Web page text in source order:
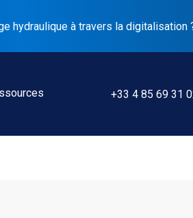
hydraulique à travers la digitalisation
+33 4 85 69 31